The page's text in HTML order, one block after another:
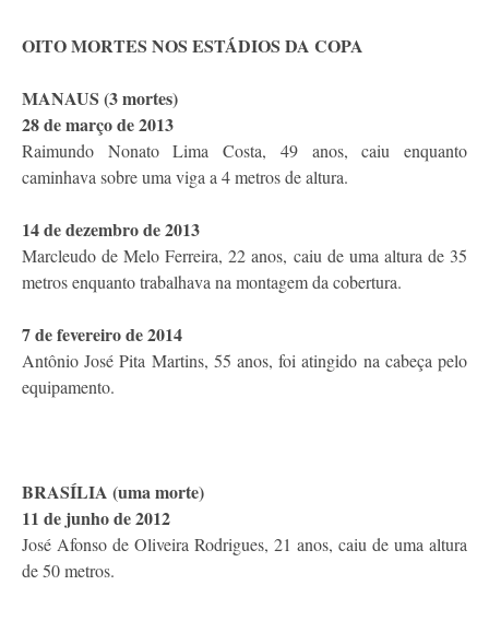
OITO MORTES NOS ESTÁDIOS DA COPA
MANAUS (3 mortes)
28 de março de 2013
Raimundo Nonato Lima Costa, 49 anos, caiu enquanto
caminhava sobre uma viga a 4 metros de altura.
14 de dezembro de 2013
Marcleudo de Melo Ferreira, 22 anos, caiu de uma altura de 35
metros enquanto trabalhava na montagem da cobertura.
7 de fevereiro de 2014
Antônio José Pita Martins, 55 anos, foi atingido na cabeça pelo
equipamento.
BRASÍLIA (uma morte)
11 de junho de 2012
José Afonso de Oliveira Rodrigues, 21 anos, caiu de uma altura
de 50 metros.